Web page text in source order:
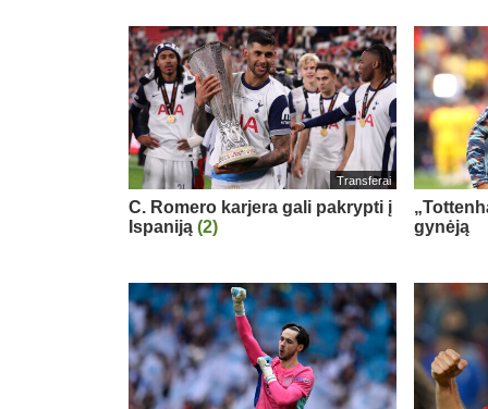
Transferai
C. Romero karjera gali pakrypti į
Ispaniją (2)
gynėją